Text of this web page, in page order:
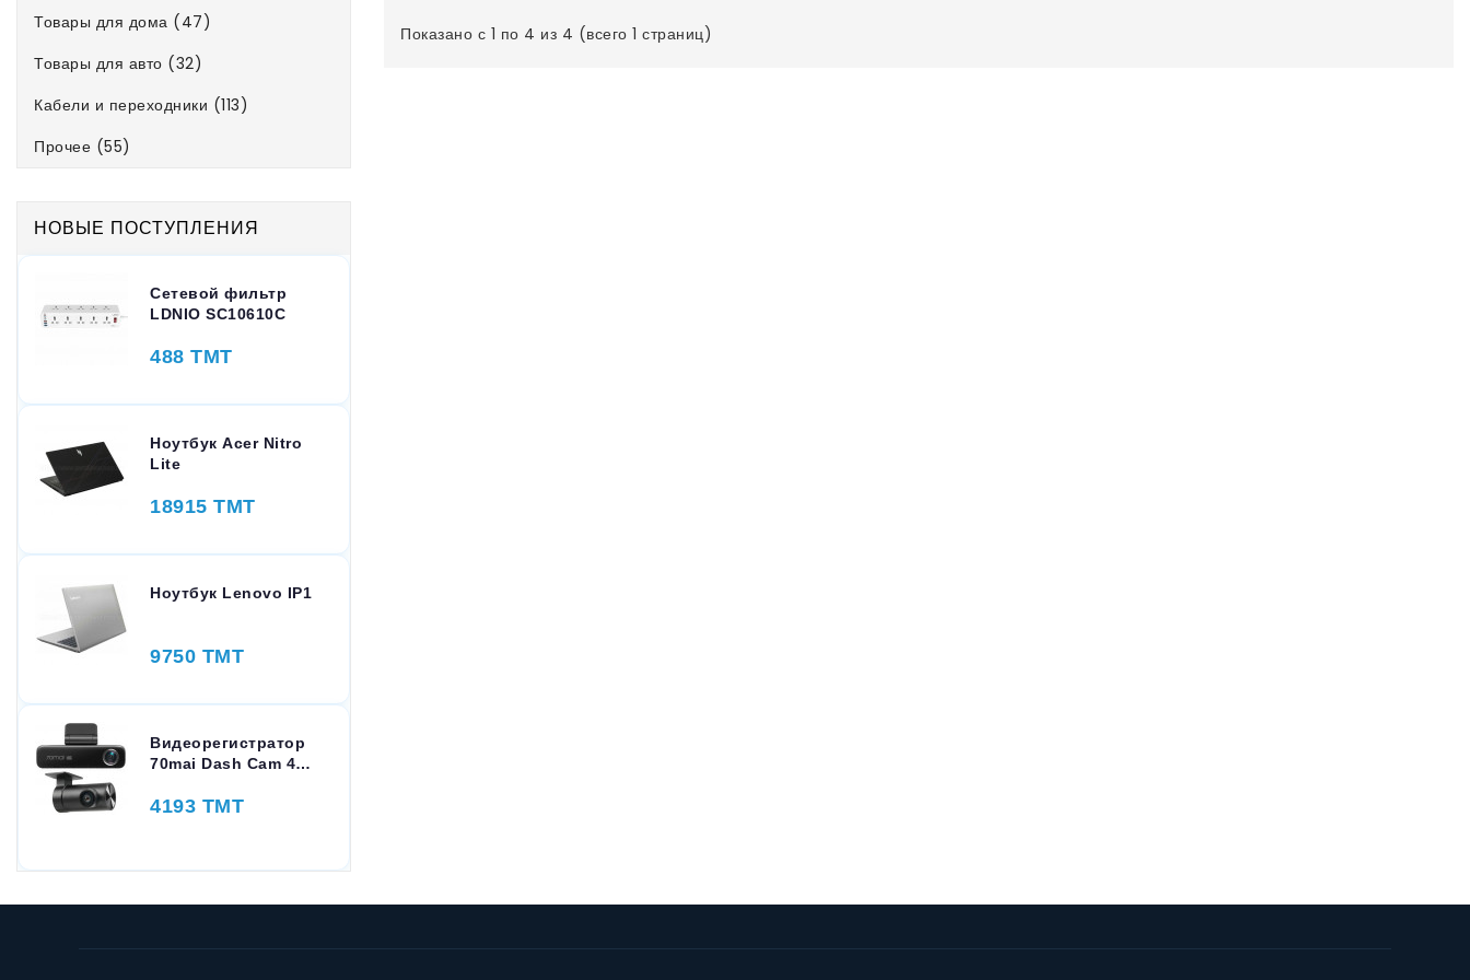
Товары для дома (47)
Товары для авто (32)
Кабели и переходники (113)
Прочее (55)
НОВЫЕ ПОСТУПЛЕНИЯ
Сетевой фильтр
LDNIO SC10610C
488 TMT
Ноутбук Acer Nitro
Lite
18915 TMT
Ноутбук Lenovo IP1
9750 TMT
Видеорегистратор
70mai Dash Cam 4K
4193 TMT
Показано с 1 по 4 из 4 (всего 1 страниц)